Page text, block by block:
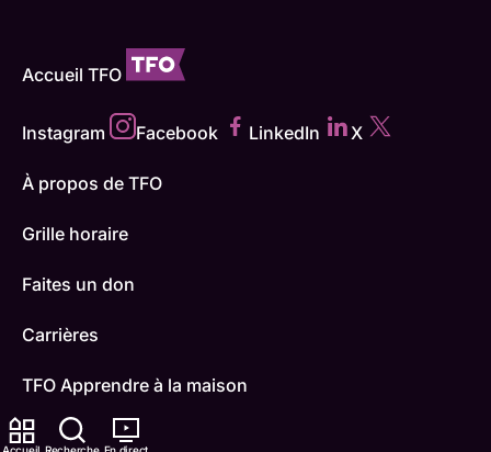
Accueil TFO
Instagram Facebook LinkedIn X
À propos de TFO
Grille horaire
Faites un don
Carrières
TFO Apprendre à la maison
Comment nous capter